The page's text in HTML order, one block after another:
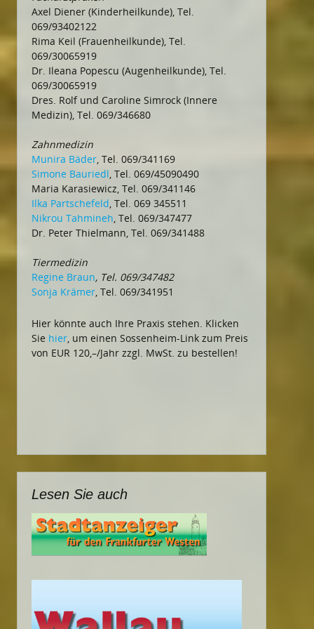
Axel Diener (Kinderheilkunde), Tel.
069/93402122
Rima Keil (Frauenheilkunde), Tel.
069/30065919
Dr. Ileana Popescu (Augenheilkunde), Tel.
069/30065919
Dres. Rolf und Caroline Simrock (Innere
Medizin), Tel. 069/346680
Zahnmedizin
Munira Bäder, Tel. 069/341169
Simone Bauriedl, Tel. 069/45090490
Maria Karasiewicz, Tel. 069/341146
Ilka Partschefeld, Tel. 069 345511
Nikrou Tahmineh, Tel. 069/347477
Dr. Peter Thielmann, Tel. 069/341488
Tiermedizin
Regine Braun, Tel. 069/347482
Sonja Krämer, Tel. 069/341951
Hier könnte auch Ihre Praxis stehen. Klicken
Sie hier, um einen Sossenheim-Link zum Preis
von EUR 120,–/Jahr zzgl. MwSt. zu bestellen!
Lesen Sie auch